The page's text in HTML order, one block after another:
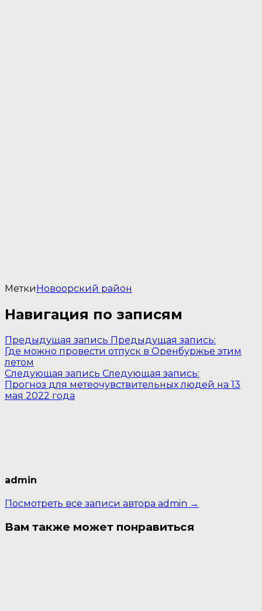
МеткиНовоорский район
Навигация по записям
Предыдущая запись Предыдущая запись:
Где можно провести отпуск в Оренбуржье этим
летом
Следующая запись Следующая запись:
Прогноз для метеочувствительных людей на 13
мая 2022 года
admin
Посмотреть все записи автора admin →
Вам также может понравиться